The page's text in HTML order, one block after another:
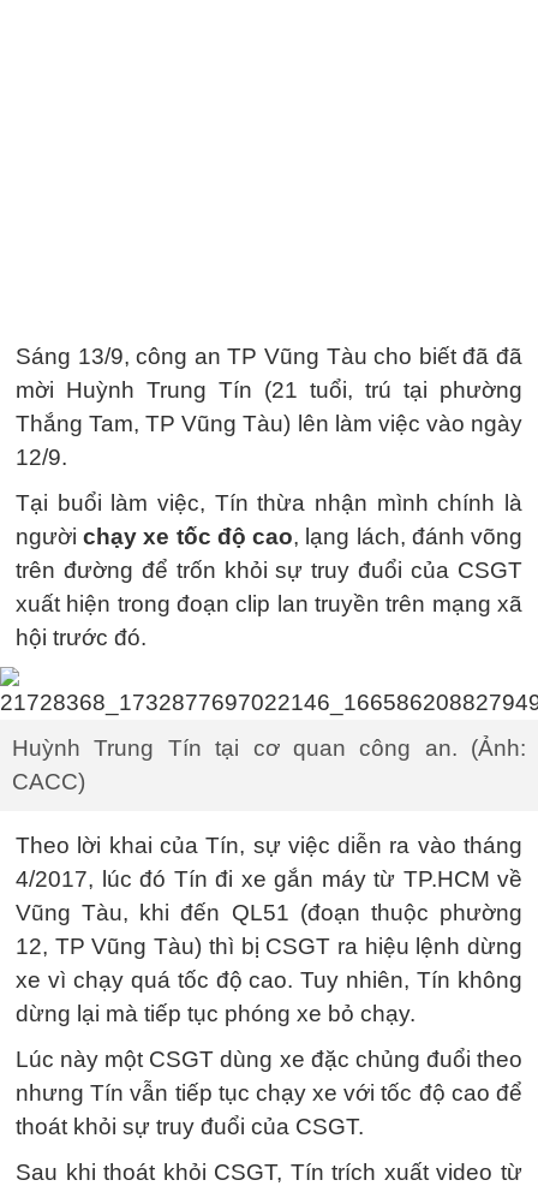
Sáng 13/9, công an TP Vũng Tàu cho biết đã đã
mời Huỳnh Trung Tín (21 tuổi, trú tại phường
Thắng Tam, TP Vũng Tàu) lên làm việc vào ngày
12/9.
Tại buổi làm việc, Tín thừa nhận mình chính là
ngườichạy xe tốc độ cao, lạng lách, đánh võng
trên đường để trốn khỏi sự truy đuổi của CSGT
xuất hiện trong đoạn clip lan truyền trên mạng xã
hội trước đó.
Huỳnh Trung Tín tại cơ quan công an. (Ảnh:
CACC)
Theo lời khai của Tín, sự việc diễn ra vào tháng
4/2017, lúc đó Tín đi xe gắn máy từ TP.HCM về
Vũng Tàu, khi đến QL51 (đoạn thuộc phường
12, TP Vũng Tàu) thì bị CSGT ra hiệu lệnh dừng
xe vì chạy quá tốc độ cao. Tuy nhiên, Tín không
dừng lại mà tiếp tục phóng xe bỏ chạy.
Lúc này một CSGT dùng xe đặc chủng đuổi theo
nhưng Tín vẫn tiếp tục chạy xe với tốc độ cao để
thoát khỏi sự truy đuổi của CSGT.
Sau khi thoát khỏi CSGT, Tín trích xuất video từ